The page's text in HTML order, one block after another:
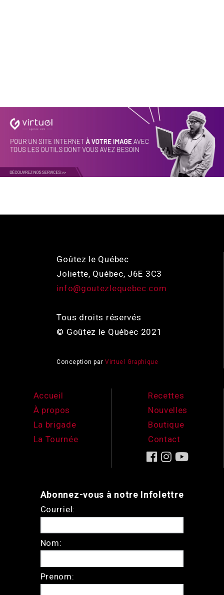
Goûtez le Québec
Joliette, Québec, J6E 3C3
info@goutezlequebec.com
Tous droits réservés
© Goûtez le Québec 2021
Conception par Virtuel Graphique
Accueil
À propos
La brigade
La Tournée
Recettes
Nouvelles
Boutique
Contact
Abonnez-vous à notre Infolettre
Courriel:
Nom:
Prenom: